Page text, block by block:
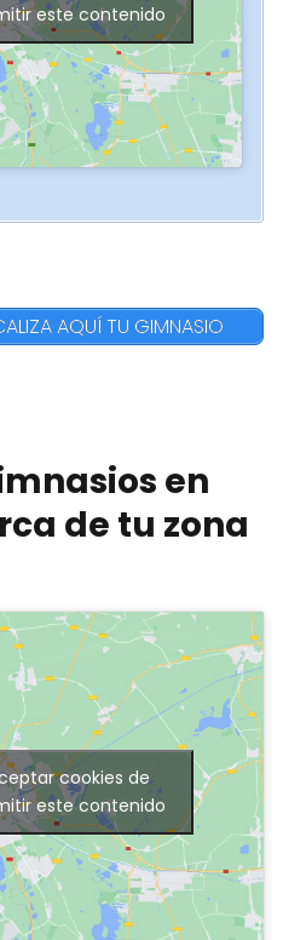
este contenido
AQUÍ TU GIMNASIO
en
de tu zona
cookies de
este contenido